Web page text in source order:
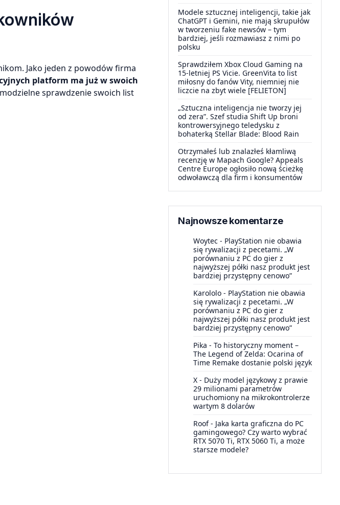
Jako jeden z powodów firma
platform ma już w swoich
sprawdzenie swoich list
Modele sztucznej inteligencji, takie jak
ChatGPT i Gemini, nie mają skrupułów
w tworzeniu fake newsów – tym
bardziej, jeśli rozmawiasz z nimi po
polsku
Sprawdziłem Xbox Cloud Gaming na
15-letniej PS Vicie. GreenVita to list
miłosny do fanów Vity, niemniej nie
liczcie na zbyt wiele [FELIETON]
„Sztuczna inteligencja nie tworzy jej
od zera”. Szef studia Shift Up broni
kontrowersyjnego teledysku z
bohaterką Stellar Blade: Blood Rain
Otrzymałeś lub znalazłeś kłamliwą
recenzję w Mapach Google? Appeals
Centre Europe ogłosiło nową ścieżkę
odwoławczą dla firm i konsumentów
Najnowsze komentarze
Woytec - PlayStation nie obawia
się rywalizacji z pecetami. „W
porównaniu z PC do gier z
najwyższej półki nasz produkt jest
bardziej przystępny cenowo”
Karololo - PlayStation nie obawia
się rywalizacji z pecetami. „W
porównaniu z PC do gier z
najwyższej półki nasz produkt jest
bardziej przystępny cenowo”
Pika - To historyczny moment –
The Legend of Zelda: Ocarina of
Time Remake dostanie polski język
X - Duży model językowy z prawie
29 milionami parametrów
uruchomiony na mikrokontrolerze
wartym 8 dolarów
Roof- Jaka karta graficzna do PC
gamingowego? Czy warto wybrać
RTX 5070 Ti, RTX 5060 Ti, a może
starsze modele?